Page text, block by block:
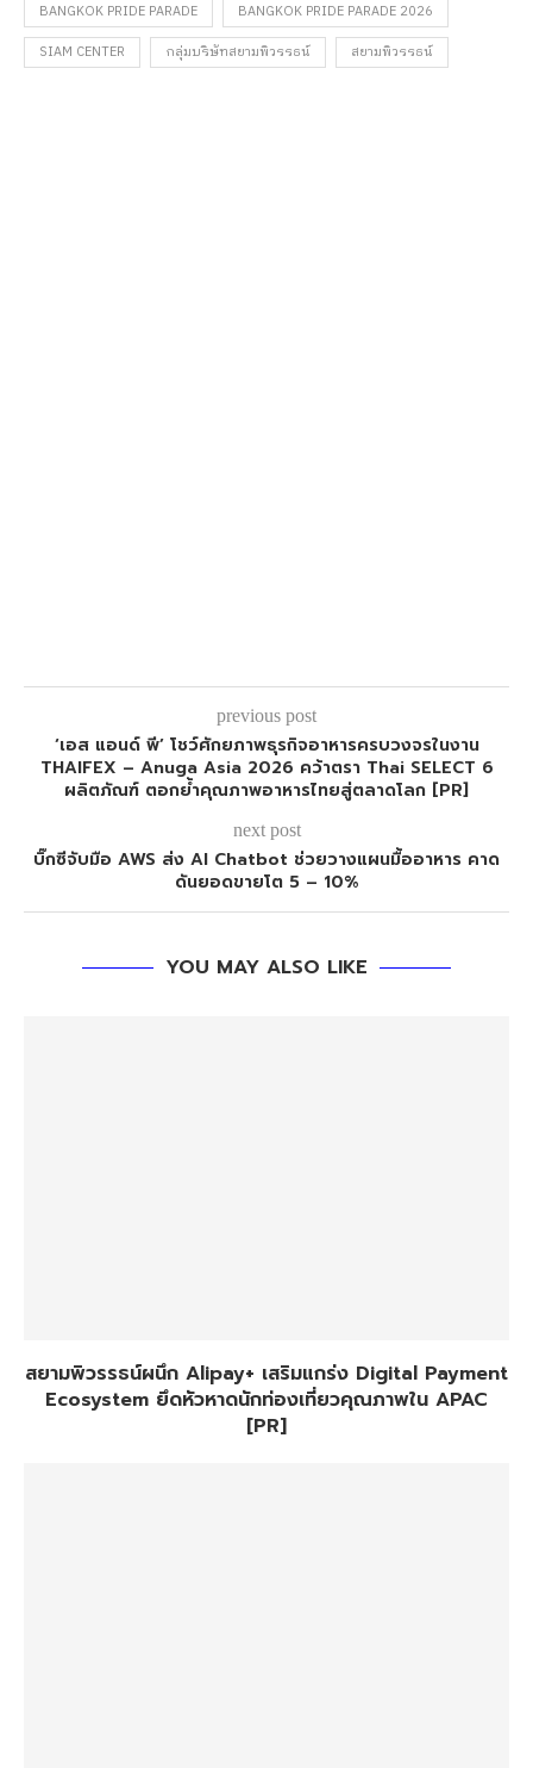
BANGKOK PRIDE PARADE
BANGKOK PRIDE PARADE 2026
SIAM CENTER
กลุ่มบริษัทสยามพิวรรธน์ สยามพิวรรธน์
previous post
‘เอส แอนด์ พี’ โชว์ศักยภาพธุรกิจอาหารครบวงจรในงาน
THAIFEX – Anuga Asia 2026 คว้าตรา Thai SELECT 6
ผลิตภัณฑ์ ตอกย้ำคุณภาพอาหารไทยสู่ตลาดโลก [PR]
next post
บิ๊กซีจับมือ AWS ส่ง AI Chatbot ช่วยวางแผนมื้ออาหาร คาด
ดันยอดขายโต 5 – 10%
YOU MAY ALSO LIKE
สยามพิวรรธน์ผนึก Alipay+ เสริมแกร่ง Digital Payment
Ecosystem ยึดหัวหาดนักท่องเที่ยวคุณภาพใน APAC
[PR]